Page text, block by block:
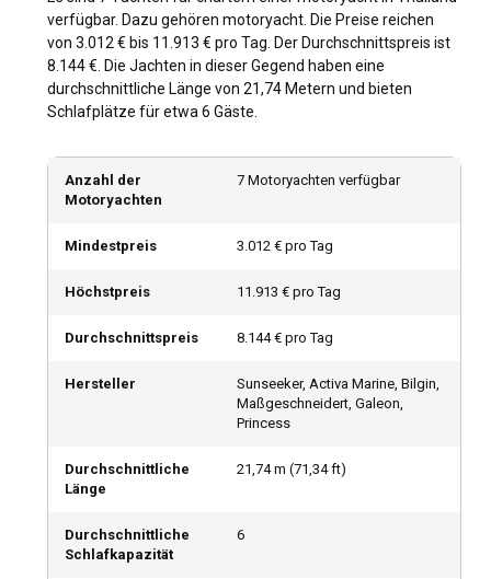
Vergnügen. Segler haben Zugang zu versteckten Schätzen,
die nur auf dem Seeweg erreichbar sind, und genießen die
Flexibilität, die ein privater Yachtcharter mit sich bringt.
Wie komme ich nach Thailand?
Thailand ist durch internationale Flüge gut angebunden und
somit von überall auf der Welt leicht zu erreichen. Es verfügt
außerdem über ein robustes inländisches Verkehrsnetz,
Touristenziele verbinden.
für Motoryacht-Charter in Thailand?
mit atemberaubenden Ausblicken und aufregenden
Wassererlebnissen. Andere bemerkenswerte Routen
Larn. Darüber hinaus ist Thailands Küste mit Hunderten von
Inseln übersät, von denen jede eine einzigartige Schönheit
den Wundern der Similan- und Surin-Inseln, smaragdgrünen
Juwelen in der Andamanensee.
verfügbar. Dazu gehören motoryacht. Die Preise reichen
von 3.012 € bis 11.913 € pro Tag. Der Durchschnittspreis ist
8.144 €. Die Jachten in dieser Gegend haben eine
durchschnittliche Länge von 21,74 Metern und bieten
Schlafplätze für etwa 6 Gäste.
Anzahl der
Motoryachten
7 Motoryachten verfügbar
Mindestpreis 3.012 € pro Tag
Höchstpreis 11.913 € pro Tag
Durchschnittspreis 8.144 € pro Tag
Hersteller
Sunseeker, Activa Marine, Bilgin,
Maßgeschneidert, Galeon,
Princess
Durchschnittliche
Länge
21,74m (71,34ft)
Durchschnittliche
Schlafkapazität
6